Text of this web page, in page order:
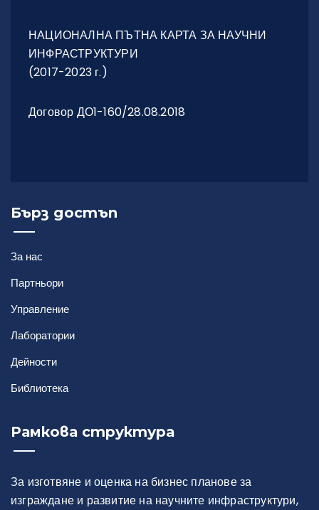
НАЦИОНАЛНА ПЪТНА КАРТА ЗА НАУЧНИ
ИНФРАСТРУКТУРИ
(2017-2023 г.)
Договор ДО1-160/28.08.2018
Бърз достъп
За нас
Партньори
Управление
Лаборатории
Дейности
Библиотека
Рамкова структура
За изготвяне и оценка на бизнес планове за
изграждане и развитие на научните инфраструктури,